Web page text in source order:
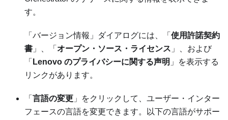
す。
「 バージョン情報 」ダイアログには、「 使用許諾契約
書 」、「 オープン・ソース・ライセンス 」、および
「 Lenovo のプライバシーに関する声明 」を表示する
リンクがあります。
「 言語の変更 」をクリックして、ユーザー・インター
フェースの言語を変更できます。以下の言語がサポー